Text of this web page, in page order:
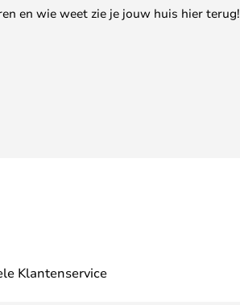
en wie weet zie je jouw huis hier terug!
Klantenservice